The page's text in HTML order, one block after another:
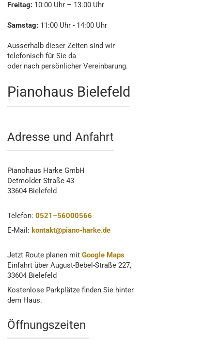
Freitag: 10:00 Uhr – 13:00 Uhr
Samstag: 11:00 Uhr - 14:00 Uhr
Ausserhalb dieser Zeiten sind wir
telefonisch für Sie da
oder nach persönlicher Vereinbarung.
Pianohaus Bielefeld
Adresse und Anfahrt
Pianohaus Harke GmbH
Detmolder Straße 43
33604 Bielefeld
Telefon: 0521–56000566
E-Mail: kontakt@piano-harke.de
Jetzt Route planen mit Google Maps
Einfahrt über August-Bebel-Straße 227,
33604 Bielefeld
Kostenlose Parkplätze finden Sie hinter
dem Haus.
Öffnungszeiten